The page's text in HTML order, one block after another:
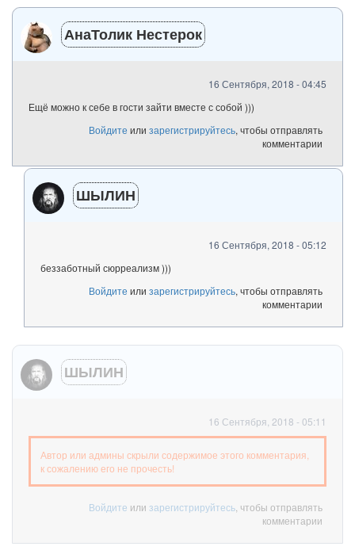
АнаТолик Нестерок
16 Сентября, 2018 - 04:45
Ещё можно к себе в гости зайти вместе с собой )))
Войдите или зарегистрируйтесь, чтобы отправлять
комментарии
ШЫЛИН
16 Сентября, 2018 - 05:12
беззаботный сюрреализм )))
Войдите или зарегистрируйтесь, чтобы отправлять
комментарии
ШЫЛИН
16 Сентября, 2018 - 05:11
Автор или админы скрыли содержимое этого комментария,
к сожалению его не прочесть!
Войдите или зарегистрируйтесь , чтобы отправлять
комментарии